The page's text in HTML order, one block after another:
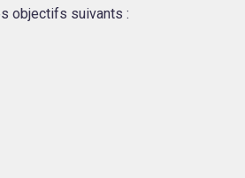
objectifs suivants :